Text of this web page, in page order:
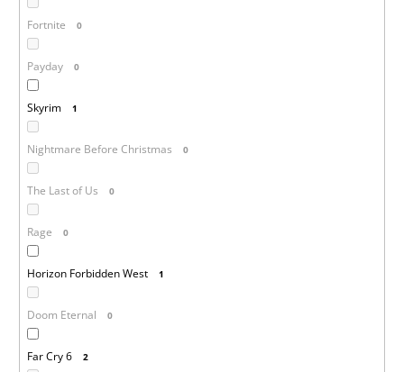
Fortnite 0
Payday 0
Skyrim 1
Nightmare Before Christmas 0
The Last of Us 0
Rage 0
Horizon Forbidden West 1
Doom Eternal 0
Far Cry 6 2